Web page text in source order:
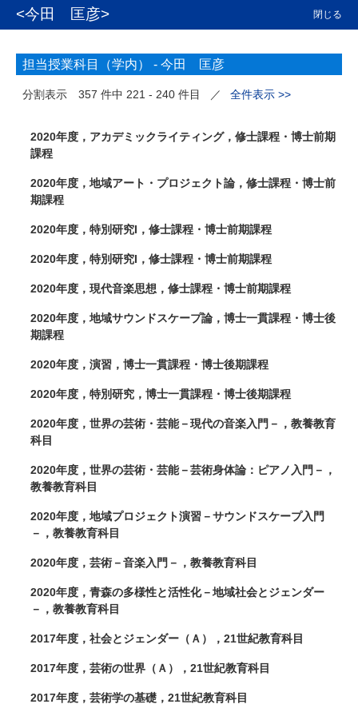
<今田 匡彦> 閉じる
担当授業科目（学内） - 今田 匡彦
分割表示 357 件中 221 - 240 件目 ／ 全件表示 >>
2020年度，アカデミックライティング，修士課程・博士前期
課程
2020年度，地域アート・プロジェクト論，修士課程・博士前
期課程
2020年度，特別研究I，修士課程・博士前期課程
2020年度，特別研究I，修士課程・博士前期課程
2020年度，現代音楽思想，修士課程・博士前期課程
2020年度，地域サウンドスケープ論，博士一貫課程・博士後
期課程
2020年度，演習，博士一貫課程・博士後期課程
2020年度，特別研究，博士一貫課程・博士後期課程
2020年度，世界の芸術・芸能－現代の音楽入門－，教養教育
科目
2020年度，世界の芸術・芸能－芸術身体論：ピアノ入門－，
教養教育科目
2020年度，地域プロジェクト演習－サウンドスケープ入門
－，教養教育科目
2020年度，芸術－音楽入門－，教養教育科目
2020年度，青森の多様性と活性化－地域社会とジェンダー
－，教養教育科目
2017年度，社会とジェンダー（Ａ），21世紀教育科目
2017年度，芸術の世界（Ａ），21世紀教育科目
2017年度，芸術学の基礎，21世紀教育科目